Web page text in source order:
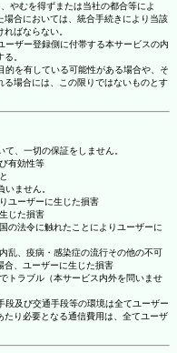
やむを得ずまたは当社の都合等によ
場合においては、統合手続きにより当該
ばならない。
ザー登録側に付帯する本サービスの内
。
を有している可能性がある場合や、そ
場合には、この限りではないものとす
、一切の保証をしません。
有効性等
ません。
ユーザーに生じた損害
じた損害
の法令に触れたことによりユーザーに
乱、疫病・感染症の流行その他の不可
合、ユーザーに生じた損害
トラブル（本サービス内外を問いませ
及び交通手段等の環境は全てユーザー
り必要となる通信費用は、全てユーザ